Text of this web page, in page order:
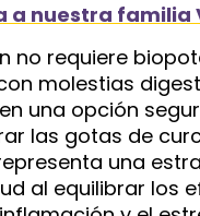
a nuestra familia
no requiere
molestias
una opción
las gotas de
una
al equilibrar los